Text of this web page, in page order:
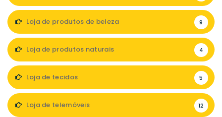
Loja de produtos de beleza 9
Loja de produtos naturais 4
Loja de tecidos 5
Loja de telemóveis 12